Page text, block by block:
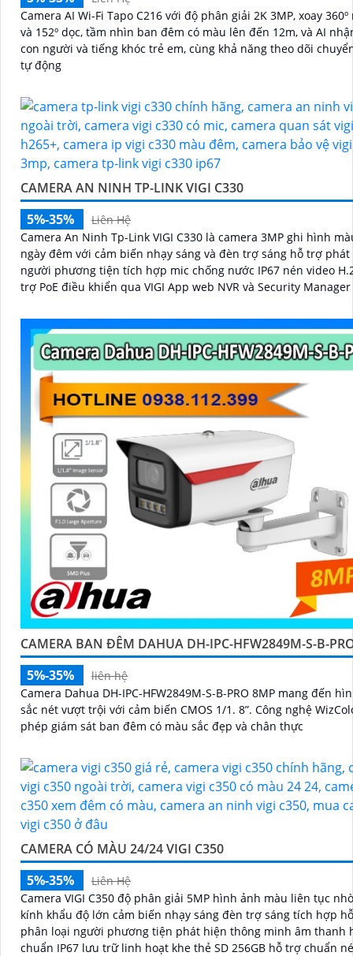
Camera AI Wi-Fi Tapo C216 với độ phân giải 2K 3MP, xoay 360º
và 152º dọc, tầm nhìn ban đêm có màu lên đến 12m, và AI
con người và tiếng khóc trẻ em, cùng khả năng theo dõi
tự động
CAMERA AN NINH TP-LINK VIGI C330
5%-35%
Liên Hệ
Camera An Ninh Tp-Link VIGI C330 là camera 3MP ghi hình
ngày đêm với cảm biến nhạy sáng và đèn trợ sáng hỗ trợ
người phương tiện tích hợp mic chống nước IP67 nén video
trợ PoE điều khiển qua VIGI App web NVR và Security
CAMERA BAN ĐÊM DAHUA DH-IPC-HFW2849M-S-B-
5%-35%
liên hệ
Camera Dahua DH-IPC-HFW2849M-S-B-PRO 8MP mang đến
sắc nét vượt trội với cảm biến CMOS 1/1. 8”. Công nghệ WizColor cho
phép giám sát ban đêm có màu sắc đẹp và chân thực
CAMERA CÓ MÀU 24/24 VIGI C350
5%-35%
Liên Hệ
Camera VIGI C350 độ phân giải 5MP hình ảnh màu liên tục
kính khẩu độ lớn cảm biến nhạy sáng đèn trợ sáng tích hợp
phân loại người phương tiện phát hiện thông minh âm thanh
chuẩn IP67 lưu trữ linh hoạt khe thẻ SD 256GB hỗ trợ chuẩn